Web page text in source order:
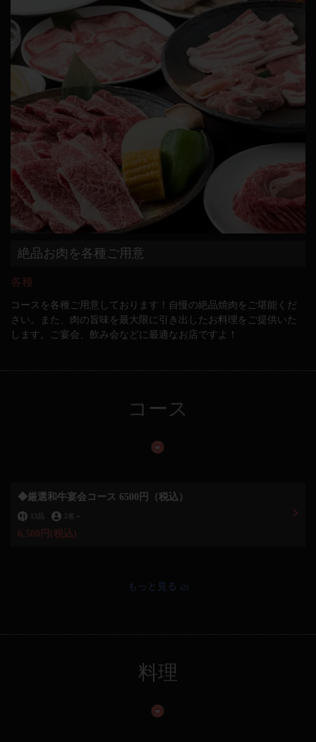
絶品お肉を各種ご用意
各種
コースを各種ご用意しております！自慢の絶品焼肉をご堪能くだ
さい。また、肉の旨味を最大限に引き出したお料理をご提供いた
します。ご宴会、飲み会などに最適なお店ですよ！
コース
◆厳選和牛宴会コース 6500円（税込）
12品 2名 ～
6,500円 (税込)
もっと見る (2)
料理